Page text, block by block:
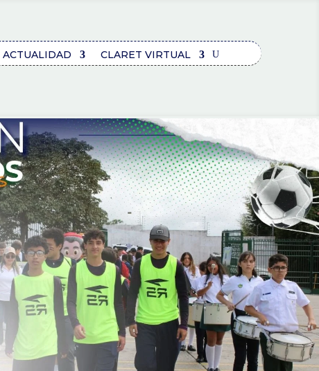
ACTUALIDAD CLARET VIRTUAL